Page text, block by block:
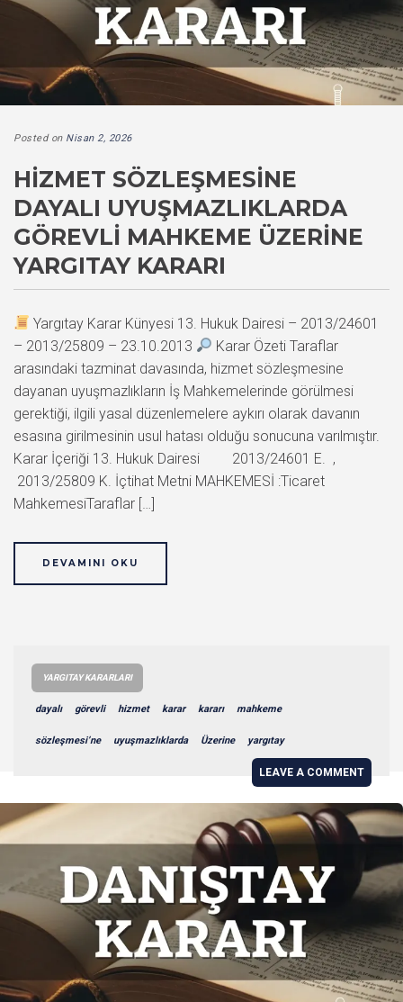
Posted on Nisan 2, 2026
HIZMET SÖZLEŞMESINE
DAYALI UYUŞMAZLIKLARDA
GÖREVLI MAHKEME ÜZERINE
YARGITAY KARARI
Yargıtay Karar Künyesi 13. Hukuk Dairesi – 2013/24601
– 2013/25809 – 23.10.2013
Karar Özeti Taraflar
arasındaki tazminat davasında, hizmet sözleşmesine
dayanan uyuşmazlıkların İş Mahkemelerinde görülmesi
gerektiği, ilgili yasal düzenlemelere aykırı olarak davanın
esasına girilmesinin usul hatası olduğu sonucuna varılmıştır.
Karar İçeriği 13. Hukuk Dairesi 2013/24601 E. ,
2013/25809 K. İçtihat Metni MAHKEMESİ :Ticaret
MahkemesiTaraflar […]
DEVAMINI OKU
YARGITAY KARARLARI
dayalı görevli hizmet karar kararı mahkeme
sözleşmesi’ne uyuşmazlıklarda Üzerine yargıtay
LEAVE A COMMENT